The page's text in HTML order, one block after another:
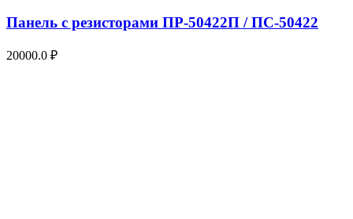
Панель с резисторами ПР-50422П / ПС-50422
20000.0 ₽